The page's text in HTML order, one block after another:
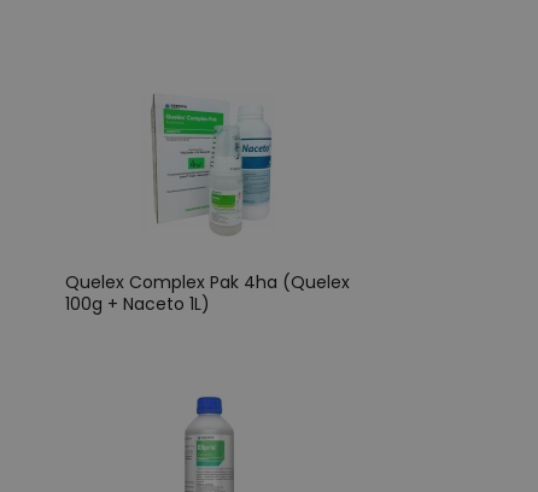
Quelex Complex Pak 4ha (Quelex
100g + Naceto 1L)